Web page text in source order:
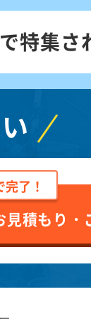
特集さ
完了！
見積もり・